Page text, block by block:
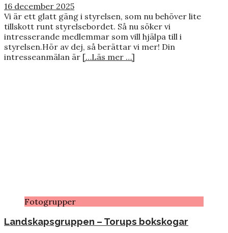
16 december 2025
Vi är ett glatt gäng i styrelsen, som nu behöver lite
tillskott runt styrelsebordet. Så nu söker vi
intresserande medlemmar som vill hjälpa till i
styrelsen.Hör av dej, så berättar vi mer! Din
intresseanmälan är […Läs mer …]
Fotogrupper
Landskapsgruppen – Torups bokskogar